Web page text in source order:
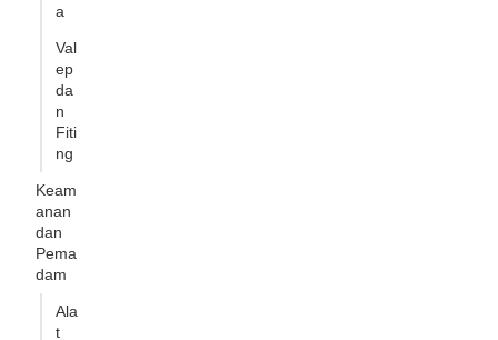
a
Val
ep
da
n
Fiti
ng
Keam
anan
dan
Pema
dam
Ala
t